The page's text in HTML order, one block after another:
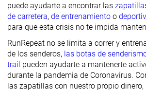
puede ayudarte a encontrar las
de carretera, de entrenamiento o
para que esta crisis no te impida
RunRepeat no se limita a correr y
de los senderos, las botas de
trail pueden ayudarte a mantenerte
durante la pandemia de Coronavirus.
las zapatillas con nuestro propio